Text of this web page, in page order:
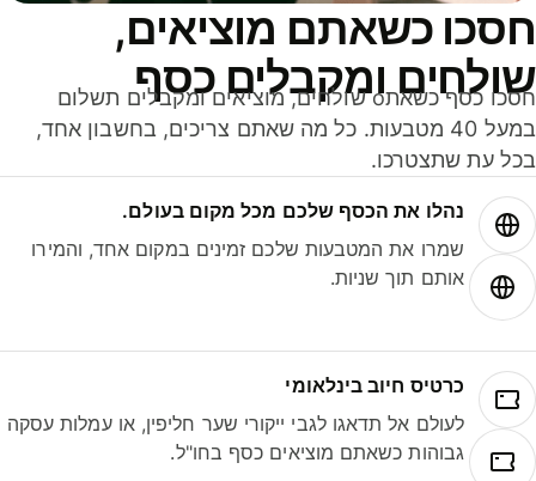
כשאתם מוציאים,
ומקבלים כסף
חסכו כסף כשאתo שולחים, מוציאים ומקבלים תשלום
במעל 40 מטבעות. כל מה שאתם צריכים, בחשבון אחד,
עת שתצטרכו.
נהלו את הכסף שלכם מכל מקום בעולם.
שמרו את המטבעות שלכם זמינים במקום אחד, והמירו
אותם תוך שניות.
כרטיס חיוב בינלאומי
לעולם אל תדאגו לגבי ייקורי שער חליפין, או עמלות עסקה
גבוהות כשאתם מוציאים כסף בחו"ל.